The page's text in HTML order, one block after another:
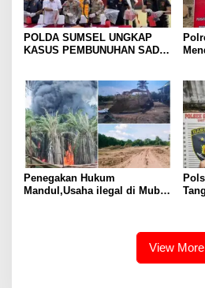
POLDA SUMSEL UNGKAP
KASUS PEMBUNUHAN SADIS
DITEMUKAN DALAM KARUNG
DI SAWAH
Penegakan Hukum
Mandul,Usaha ilegal di Muba
View More